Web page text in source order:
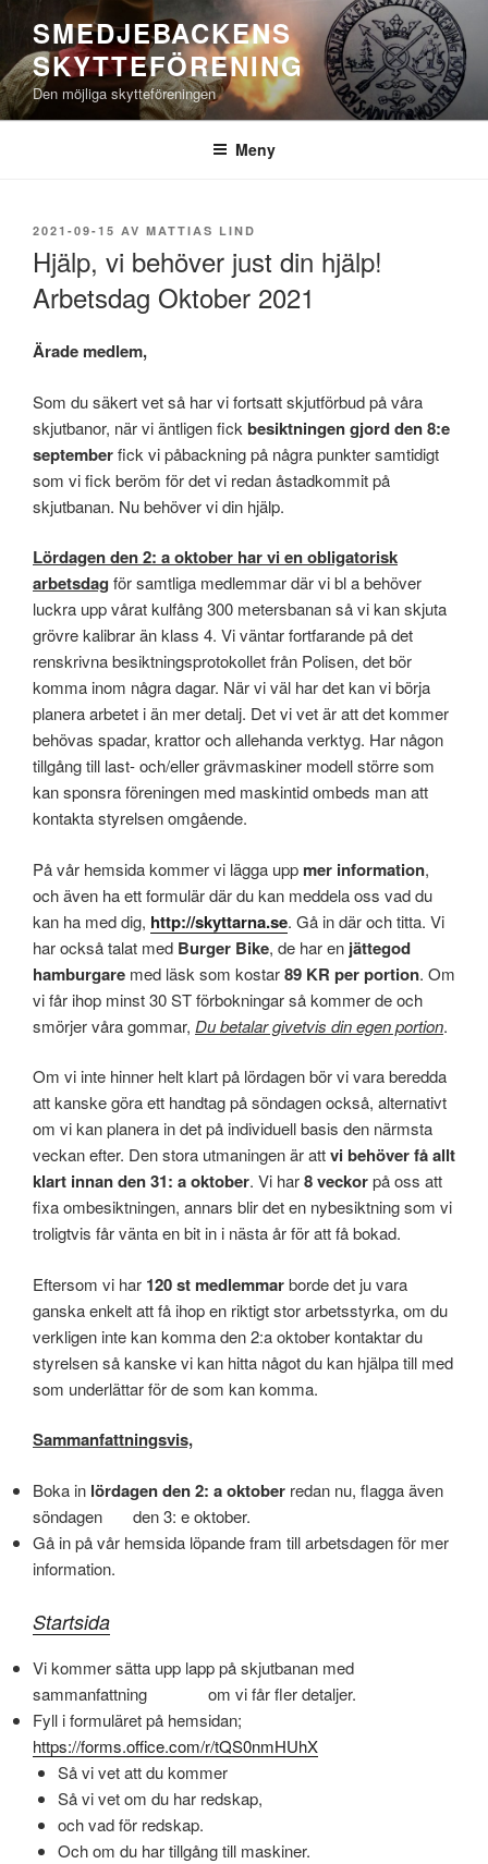
Hoppa
innehåll
SMEDJEBACKENS
SKYTTEFÖRENING
Den möjliga skytteföreningen
Meny
PUBLICERAT
2021-09-15 AV MATTIAS LIND
Hjälp, vi behöver just din hjälp!
Arbetsdag Oktober 2021
Ärade medlem,
Som du säkert vet så har vi fortsatt skjutförbud på våra
skjutbanor, när vi äntligen fick besiktningen gjord den 8:e
septemberfick vi påbackning på några punkter samtidigt
som vi fick beröm för det vi redan åstadkommit på
skjutbanan. Nu behöver vi din hjälp.
Lördagen den 2: a oktober har vi en obligatorisk
arbetsdag för samtliga medlemmar där vi bl a behöver
luckra upp vårat kulfång 300 metersbanan så vi kan skjuta
grövre kalibrar än klass 4. Vi väntar fortfarande på det
renskrivna besiktningsprotokollet från Polisen, det bör
komma inom några dagar. När vi väl har det kan vi börja
planera arbetet i än mer detalj. Det vi vet är att det kommer
behövas spadar, krattor och allehanda verktyg. Har någon
tillgång till last- och/eller grävmaskiner modell större som
kan sponsra föreningen med maskintid ombeds man att
kontakta styrelsen omgående.
På vår hemsida kommer vi lägga upp mer information,
och även ha ett formulär där du kan meddela oss vad du
kan ha med dig, http://skyttarna.se. Gå in där och titta. Vi
har också talat med Burger Bike, de har en jättegod
hamburgare med läsk som kostar89 KR per portion. Om
vi får ihop minst 30 ST förbokningar så kommer de och
smörjer våra gommar, Du betalar givetvis din egen portion.
Om vi inte hinner helt klart på lördagen bör vi vara beredda
att kanske göra ett handtag på söndagen också, alternativt
om vi kan planera in det på individuell basis den närmsta
veckan efter. Den stora utmaningen är attvi behöver få allt
klart innan den 31: a oktober. Vi har8 veckorpå oss att
fixa ombesiktningen, annars blir det en nybesiktning som vi
troligtvis får vänta en bit in i nästa år för att få bokad.
Eftersom vi har 120 st medlemmarborde det ju vara
ganska enkelt att få ihop en riktigt stor arbetsstyrka, om du
verkligen inte kan komma den 2:a oktober kontaktar du
styrelsen så kanske vi kan hitta något du kan hjälpa till med
som underlättar för de som kan komma.
Sammanfattningsvis,
Boka in lördagen den 2: a oktober redan nu, flagga även
söndagen den 3: e oktober.
Gå in på vår hemsida löpande fram till arbetsdagen för mer
information.
Startsida
Vi kommer sätta upp lapp på skjutbanan med
sammanfattning om vi får fler detaljer.
Fyll i formuläret på hemsidan;
https://forms.office.com/r/tQS0nmHUhX
Så vi vet att du kommer
Så vi vet om du har redskap,
och vad för redskap.
Och om du har tillgång till maskiner.